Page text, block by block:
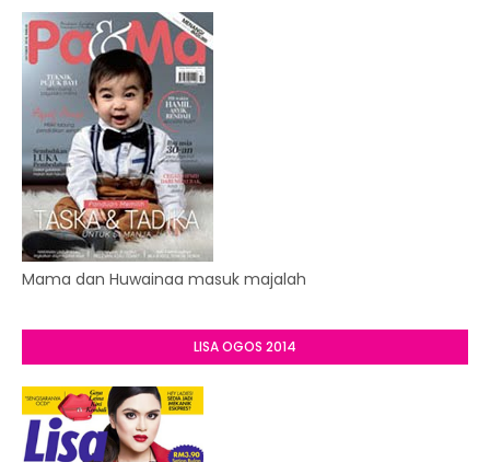
Mama dan Huwainaa masuk majalah
LISA OGOS 2014